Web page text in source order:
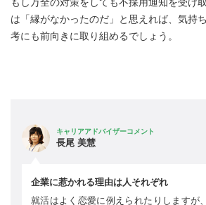
もし万全の対策をしても不採用通知を受け
は「縁がなかったのだ」と思えれば、気持
考にも前向きに取り組めるでしょう。
キャリアアドバイザーコメント
長尾 美慧
企業に惹かれる理由は人それぞれ
就活はよく恋愛に例えられたりしますが